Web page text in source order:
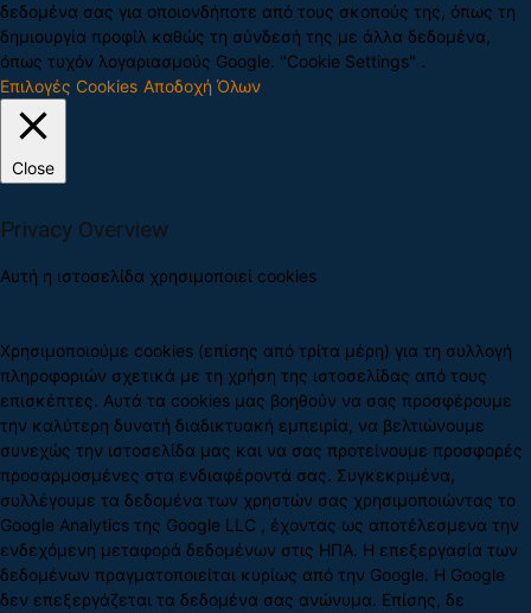
δεδομένα σας για οποιονδήποτε από τους σκοπούς της, όπως τη
δημιουργία προφίλ καθώς τη σύνδεσή της με άλλα δεδομένα,
όπως τυχόν λογαριασμούς Google. "Cookie Settings" .
Επιλογές Cookies Αποδοχή Όλων
Close
Privacy Overview
Αυτή η ιστοσελίδα χρησιμοποιεί cookies
Χρησιμοποιούμε cookies (επίσης από τρίτα μέρη) για τη συλλογή
πληροφοριών σχετικά με τη χρήση της ιστοσελίδας από τους
επισκέπτες. Αυτά τα cookies μας βοηθούν να σας προσφέρουμε
την καλύτερη δυνατή διαδικτυακή εμπειρία, να βελτιώνουμε
συνεχώς την ιστοσελίδα μας και να σας προτείνουμε προσφορές
προσαρμοσμένες στα ενδιαφέροντά σας. Συγκεκριμένα,
συλλέγουμε τα δεδομένα των χρηστών σας χρησιμοποιώντας το
Google Analytics της Google LLC , έχοντας ως αποτέλεσμενα την
ενδεχόμενη μεταφορά δεδομένων στις ΗΠΑ. Η επεξεργασία των
δεδομένων πραγματοποιείται κυρίως από την Google. Η Google
δεν επεξεργάζεται τα δεδομένα σας ανώνυμα. Επίσης, δε